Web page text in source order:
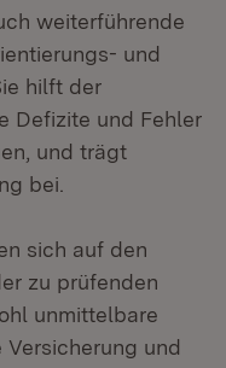
weiterführende
und
hilft der
Defizite und Fehler
und trägt
bei.
sich auf den
zu prüfenden
unmittelbare
und